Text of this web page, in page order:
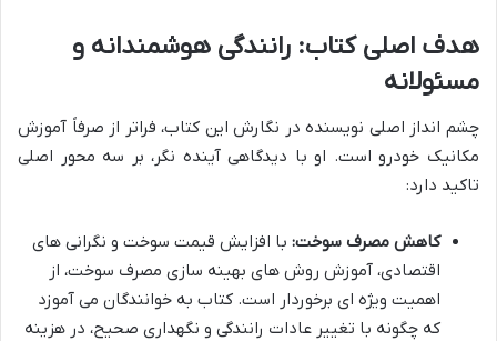
هدف اصلی کتاب: رانندگی هوشمندانه و
مسئولانه
چشم انداز اصلی نویسنده در نگارش این کتاب، فراتر از صرفاً آموزش
مکانیک خودرو است. او با دیدگاهی آینده نگر، بر سه محور اصلی
تاکید دارد:
کاهش مصرف سوخت: با افزایش قیمت سوخت و نگرانی های
اقتصادی، آموزش روش های بهینه سازی مصرف سوخت، از
اهمیت ویژه ای برخوردار است. کتاب به خوانندگان می آموزد
که چگونه با تغییر عادات رانندگی و نگهداری صحیح، در هزینه